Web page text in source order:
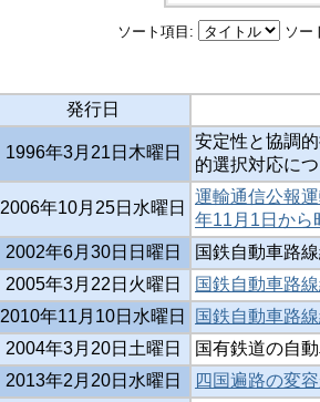
ソート項目: ソー
発行日
1996年3月21日木曜日
安定性と協調
的選択対応に
2006年10月25日水曜日
運輸通信公報
年11月1日から
2002年6月30日日曜日
国鉄自動車路
2005年3月22日火曜日
国鉄自動車路
2010年11月10日水曜日
国鉄自動車路
2004年3月20日土曜日
国有鉄道の自
2013年2月20日水曜日
四国遍路の変